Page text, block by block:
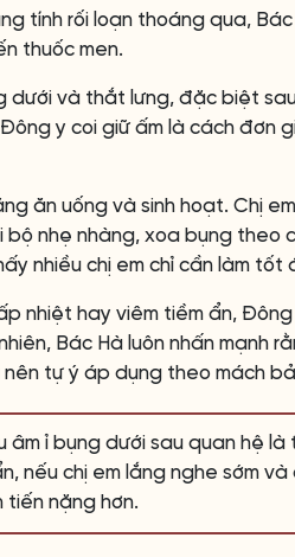
tính rối loạn thoáng qua,
thuốc men.
dưới và thắt lưng, đặc biệt
y coi giữ ấm là cách đơn
ăn uống và sinh hoạt. Chị
bộ nhẹ nhàng, xoa bụng theo
nhiều chị em chỉ cần làm tốt
nhiệt hay viêm tiềm ẩn,
Bác Hà luôn nhấn mạnh
tự ý áp dụng theo mách
âm ỉ bụng dưới sau quan hệ là
nếu chị em lắng nghe sớm
nặng hơn.